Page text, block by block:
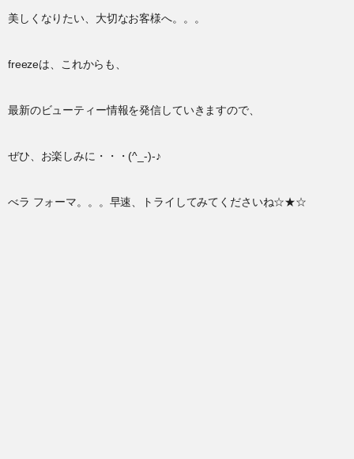
美しくなりたい、大切なお客様へ。。。
freezeは、これからも、
最新のビューティー情報を発信していきますので、
ぜひ、お楽しみに・・・(^_-)-♪
べラ フォーマ。。。早速、トライしてみてくださいね☆★☆